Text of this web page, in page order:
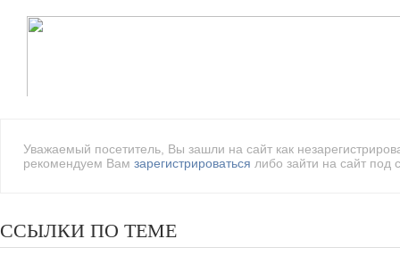
Уважаемый посетитель, Вы зашли на сайт как
рекомендуем Вам зарегистрироваться либо зайти на сайт
ССЫЛКИ ПО ТЕМЕ